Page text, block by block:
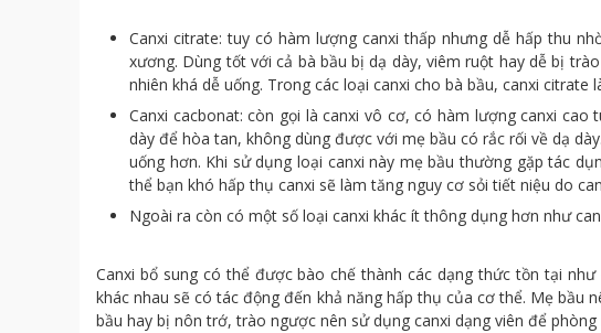
Canxi citrate: tuy có hàm lượng canxi thấp nhưng dễ hấp thu
xương. Dùng tốt với cả bà bầu bị dạ dày, viêm ruột hay dễ bị
nhiên khá dễ uống. Trong các loại canxi cho bà bầu, canxi citrate
Canxi cacbonat: còn gọi là canxi vô cơ, có hàm lượng canxi
dày để hòa tan, không dùng được với mẹ bầu có rắc rối về dạ
uống hơn. Khi sử dụng loại canxi này mẹ bầu thường gặp tác
thể bạn khó hấp thụ canxi sẽ làm tăng nguy cơ sỏi tiết niệu do
Ngoài ra còn có một số loại canxi khác ít thông dụng hơn như
Canxi bổ sung có thể được bào chế thành các dạng thức tồn tại
khác nhau sẽ có tác động đến khả năng hấp thụ của cơ thể. Mẹ bầu
bầu hay bị nôn trớ, trào ngược nên sử dụng canxi dạng viên để